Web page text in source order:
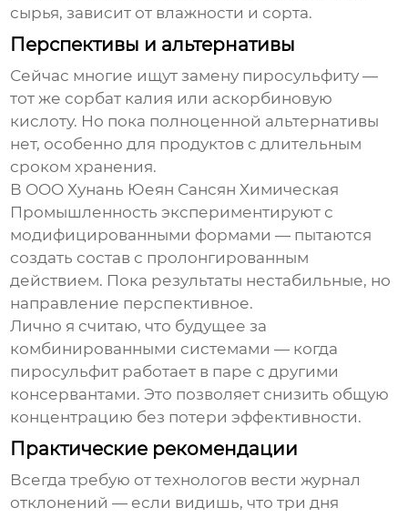
сырья, зависит от влажности и сорта.
Перспективы и альтернативы
Сейчас многие ищут замену пиросульфиту —
тот же сорбат калия или аскорбиновую
кислоту. Но пока полноценной альтернативы
нет, особенно для продуктов с длительным
сроком хранения.
В OOO Хунань Юеян Сансян Химическая
Промышленность экспериментируют с
модифицированными формами — пытаются
создать состав с пролонгированным
действием. Пока результаты нестабильные, но
направление перспективное.
Лично я считаю, что будущее за
комбинированными системами — когда
пиросульфит работает в паре с другими
консервантами. Это позволяет снизить общую
концентрацию без потери эффективности.
Практические рекомендации
Всегда требую от технологов вести журнал
отклонений — если видишь, что три дня